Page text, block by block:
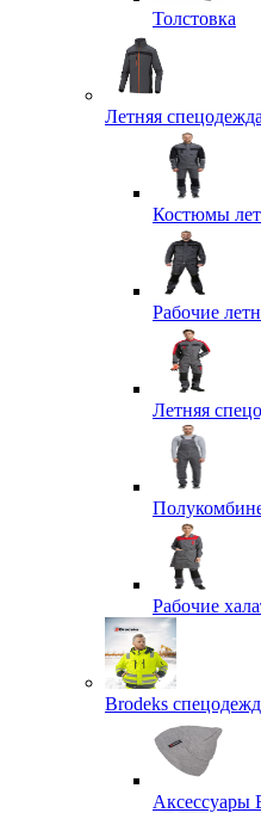
Толстовка
Летняя спецодежда
Костюмы
Рабочие
Летняя
Рабочие
Brodeks
Аксессуары